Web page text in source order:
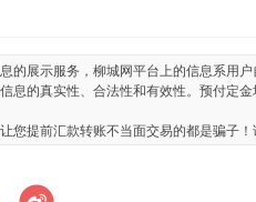
的展示服务，柳城网平台上的信息系用
息的真实性、合法性和有效性。预付定
您提前汇款转账不当面交易的都是骗子！